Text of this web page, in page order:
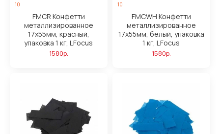
10
FMCR Конфетти
металлизированное
17х55мм, красный,
упаковка 1 кг, LFocus
1580р.
10
FMCWH Конфетти
металлизированное
17х55мм, белый, упаковка
1 кг, LFocus
1580р.